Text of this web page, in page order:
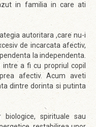
in familia in care ati
autoritara ,care nu-i
de incarcata afectiv,
la independenta.
a fi cu propriul copil
afectiv. Acum aveti
dintre dorinta si putinta
biologice, spirituale sau